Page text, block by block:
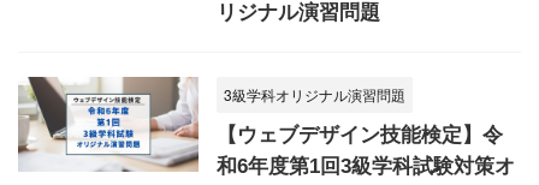
リジナル演習問題
3級学科オリジナル演習問題
【ウェブデザイン技能検定】令
和6年度第1回3級学科試験対策オ